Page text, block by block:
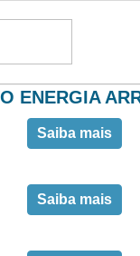
ENERGIA
Saiba mais
Saiba mais